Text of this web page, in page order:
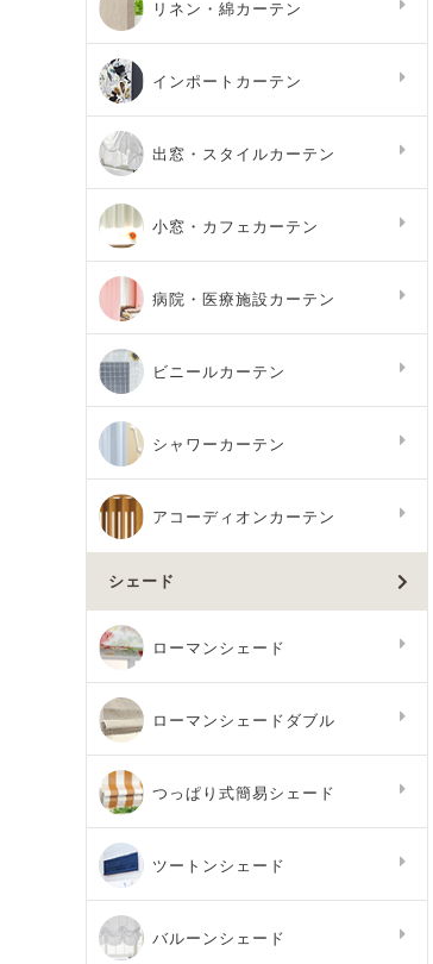
リネン・綿カーテン
インポートカーテン
出窓・スタイルカーテン
小窓・カフェカーテン
病院・医療施設カーテン
ビニールカーテン
シャワーカーテン
アコーディオンカーテン
シェード
ローマンシェード
ローマンシェードダブル
つっぱり式簡易シェード
ツートンシェード
バルーンシェード